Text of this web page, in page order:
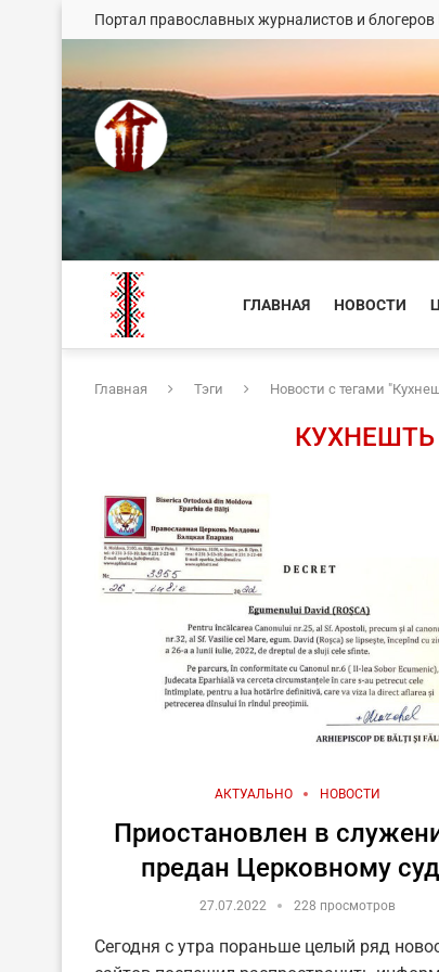
Портал православных журналистов и
ГЛАВНАЯ НОВОСТИ
Главная Тэги Новости с тегами
АКТУАЛЬНО НОВОСТИ
Приостановлен в
предан Церковному
27.07.2022 228 просмотров
Сегодня с утра пораньше целый ряд